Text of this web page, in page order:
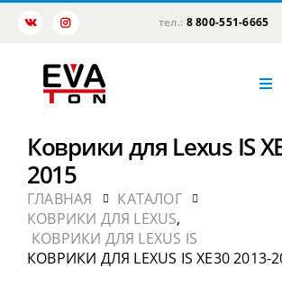
тел.: 8 800-551-6665
Коврики для Lexus IS
2015
ГЛАВНАЯ
КАТАЛОГ
КОВРИКИ ДЛЯ LEXUS,
КОВРИКИ ДЛЯ LEXUS IS
КОВРИКИ ДЛЯ LEXUS IS XE30 2013-